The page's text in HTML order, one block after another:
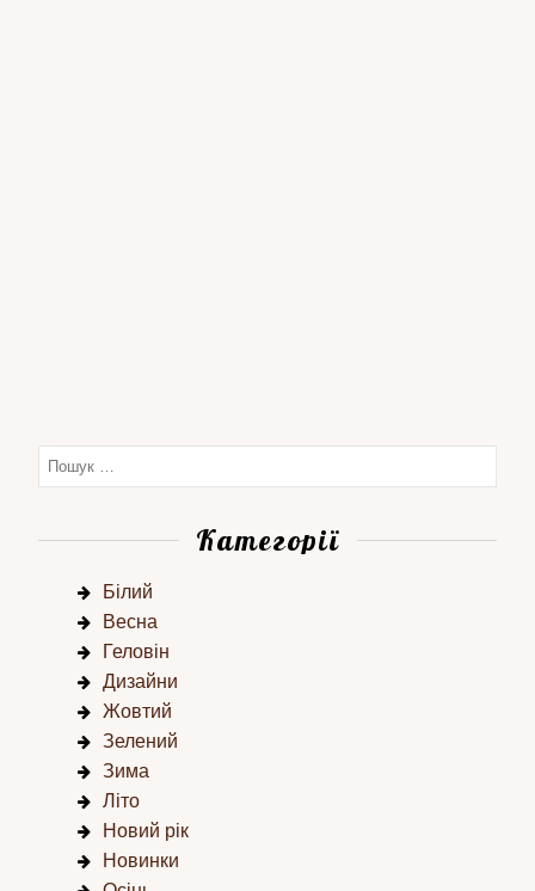
Категорії
Білий
Весна
Геловін
Дизайни
Жовтий
Зелений
Зима
Літо
Новий рік
Новинки